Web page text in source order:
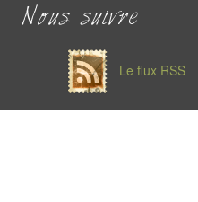
Nous suivre
Le flux RSS